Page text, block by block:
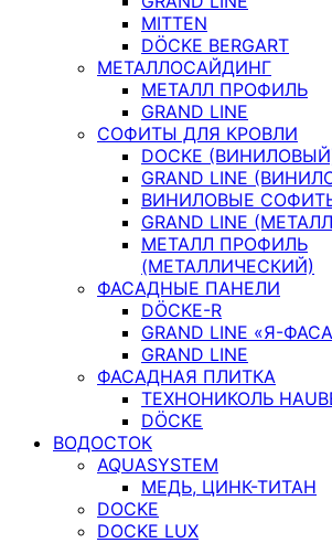
MITTEN
DÖCKE BERGART
МЕТАЛЛОСАЙДИНГ
МЕТАЛЛ ПРОФИЛЬ
GRAND LINE
СОФИТЫ ДЛЯ КРОВЛИ
DOCKE
GRAND LINE
ВИНИЛОВЫЕ
GRAND LINE
МЕТАЛЛ ПРОФИЛЬ
(МЕТАЛЛИЧЕСКИЙ)
ФАСАДНЫЕ ПАНЕЛИ
DÖCKE-R
GRAND LINE «Я-
GRAND LINE
ФАСАДНАЯ ПЛИТКА
ТЕХНОНИКОЛЬ
DÖCKE
ВОДОСТОК
AQUASYSTEM
МЕДЬ, ЦИНК-ТИТАН
DOCKE
DOCKE LUX